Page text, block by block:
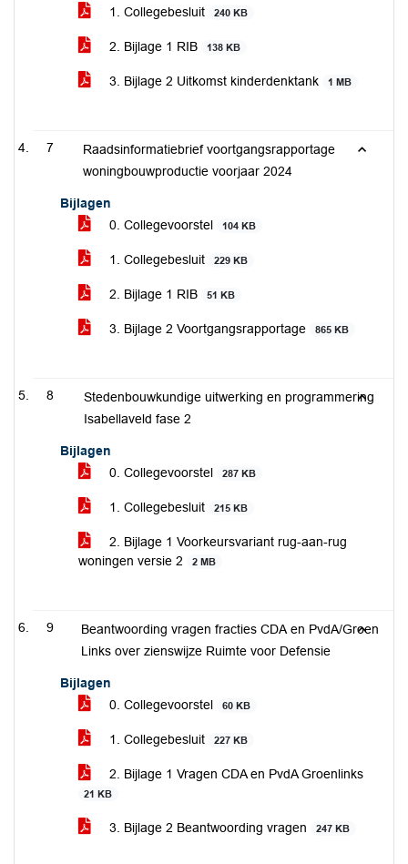
1. Collegebesluit 240 KB
2. Bijlage 1 RIB 138 KB
3. Bijlage 2 Uitkomst kinderdenktank 1 MB
7
Raadsinformatiebrief voortgangsrapportage
woningbouwproductie voorjaar 2024
Bijlagen
0. Collegevoorstel
104 KB
1. Collegebesluit 229 KB
2. Bijlage 1 RIB 51 KB
3. Bijlage 2 Voortgangsrapportage 865 KB
8
Stedenbouwkundige uitwerking en programmering
Isabellaveld fase 2
Bijlagen
0. Collegevoorstel
287 KB
1. Collegebesluit 215 KB
2. Bijlage 1 Voorkeursvariant rug-aan-rug
woningen versie 2
2 MB
9
Beantwoording vragen fracties CDA en PvdA/Groen
Links over zienswijze Ruimte voor Defensie
Bijlagen
0. Collegevoorstel
60 KB
1. Collegebesluit 227 KB
2. Bijlage 1 Vragen CDA en PvdA Groenlinks
21 KB
3. Bijlage 2 Beantwoording vragen 247 KB